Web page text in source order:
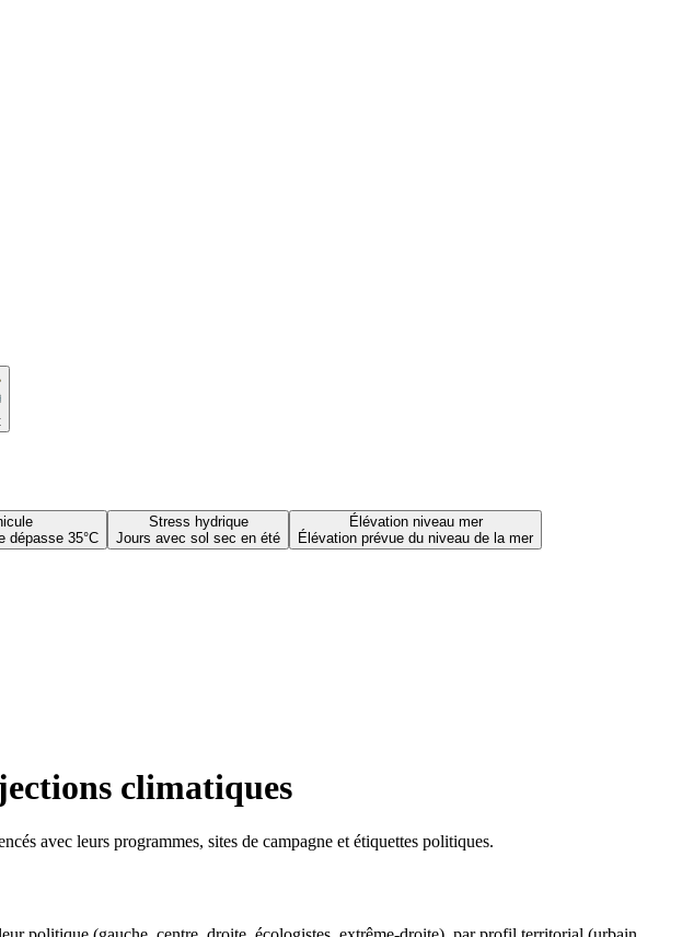
dépasse 35°C
Stress hydrique
Jours avec sol sec en été
Élévation niveau mer
Élévation prévue du niveau de la mer
climatiques
avec leurs programmes, sites de campagne et étiquettes politiques.